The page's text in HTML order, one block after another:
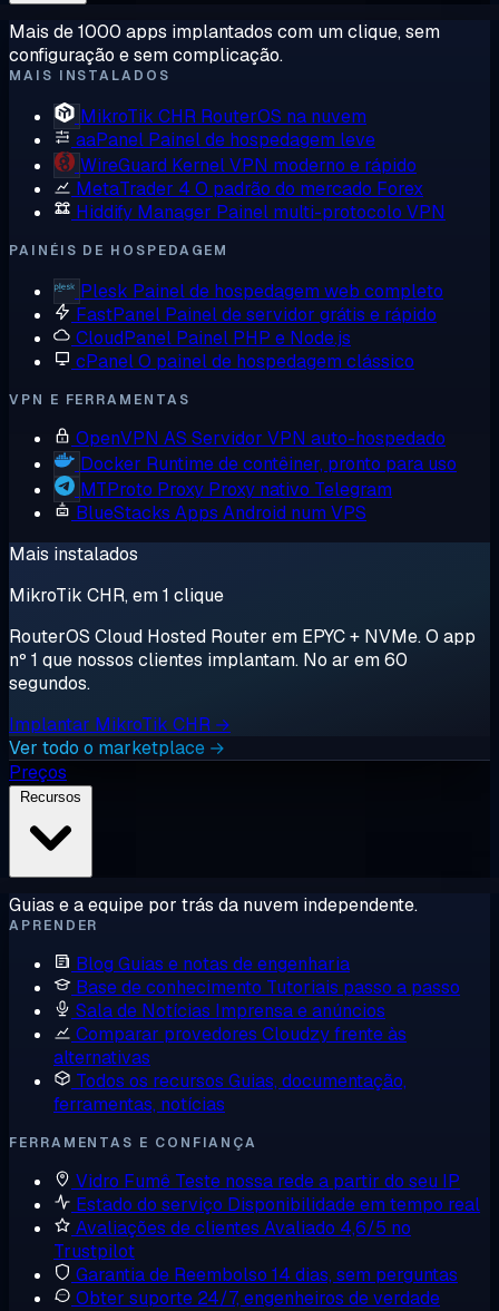
Mais de 1000 apps implantados com um clique, sem
configuração e sem complicação.
MAIS INSTALADOS
MikroTik CHR RouterOS na nuvem
aaPanel Painel de hospedagem leve
WireGuard Kernel VPN moderno e rápido
MetaTrader 4 O padrão do mercado Forex
Hiddify Manager Painel multi-protocolo VPN
PAINÉIS DE HOSPEDAGEM
Plesk Painel de hospedagem web completo
FastPanel Painel de servidor grátis e rápido
CloudPanel Painel PHP e Node.js
cPanelO painel de hospedagem clássico
VPN E FERRAMENTAS
OpenVPN AS Servidor VPN auto-hospedado
Docker Runtime de contêiner, pronto para uso
MTProto Proxy Proxy nativo Telegram
BlueStacks Apps Android num VPS
Mais instalados
MikroTik CHR, em 1 clique
RouterOS Cloud Hosted Router em EPYC + NVMe. O app
nº 1 que nossos clientes implantam. No ar em 60
segundos.
Implantar MikroTik CHR →
Ver todo o marketplace →
Preços
Guias e a equipe por trás da nuvem independente.
APRENDER
Blog Guias e notas de engenharia
Base de conhecimento Tutoriais passo a passo
Sala de Notícias Imprensa e anúncios
Comparar provedores Cloudzy frente às
alternativas
Todos os recursos Guias, documentação,
ferramentas, notícias
FERRAMENTAS E CONFIANÇA
Vidro Fumê Teste nossa rede a partir do seu IP
Estado do serviço Disponibilidade em tempo real
Avaliações de clientes Avaliado 4,6/5 no
Trustpilot
Garantia de Reembolso 14 dias, sem perguntas
Obter suporte 24/7, engenheiros de verdade